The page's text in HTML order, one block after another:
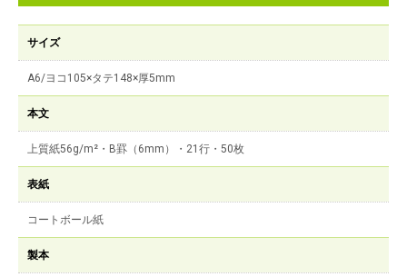
サイズ
A6/ヨコ105×タテ148×厚5mm
本文
上質紙56g/m²・B罫（6mm）・21行・50枚
表紙
コートボール紙
製本